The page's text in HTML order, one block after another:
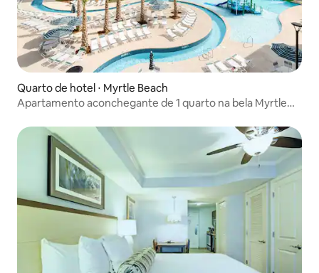
Quarto de hotel ⋅ Myrtle Beach
Apartamento aconchegante de 1 quarto na bela Myrtle